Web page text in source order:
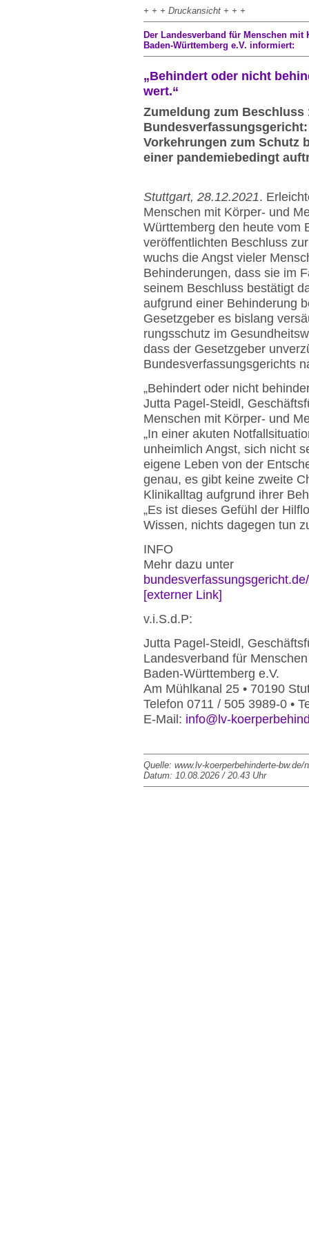
+ + + Druckansicht + + +
Der Landesverband für Menschen
Baden-Württemberg e.V. informiert:
„Behindert oder nicht
wert.“
Zumeldung zum Beschluss
Vorkehrungen zum Schutz
einer pandemiebedingt
Stuttgart, 28.12.2021.
Menschen mit Körper- und
Württemberg den heute vom
veröffentlichten Beschluss
wuchs die Angst vieler
Behinderungen, dass sie im
seinem Beschluss bestätigt
aufgrund einer Behinderung
Gesetzgeber es bislang
rungsschutz im
dass der Gesetz­geber
Bundesverfassungsgerichts
„Behindert oder nicht
Jutta Pagel-Steidl,
Menschen mit Körper- und
„In einer akuten
unheimlich Angst, sich nicht
eigene Leben von der
ge­nau, es gibt keine zweite
Klinikalltag aufgrund ihrer
„Es ist dieses Gefühl der
Wissen, nichts dagegen tun
INFO
Mehr dazu unter
[externer Link]
v.i.S.d.P:
Jutta Pagel-Steidl,
Landesverband für
Baden-Württemberg e.V.
Am Mühlkanal 25 • 70190
Telefon 0711 / 505 3989-0 •
E-Mail: info@lv-
Quelle: www.lv-koerperbehinderte-bw.de/
Datum: 10.08.2026 / 20.43 Uhr